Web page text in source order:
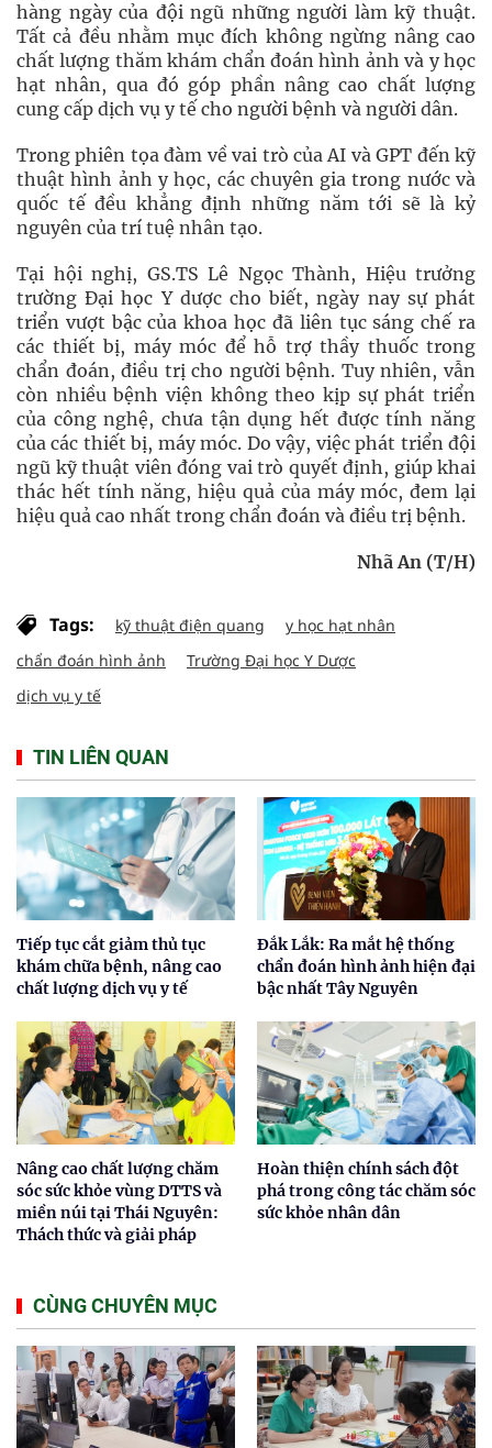
hàng ngày của đội ngũ những người làm kỹ thuật.
Tất cả đều nhằm mục đích không ngừng nâng cao
chất lượng thăm khám chẩn đoán hình ảnh và y học
hạt nhân, qua đó góp phần nâng cao chất lượng
cung cấp dịch vụ y tế cho người bệnh và người dân.
Trong phiên tọa đàm về vai trò của AI và GPT đến kỹ
thuật hình ảnh y học, các chuyên gia trong nước và
quốc tế đều khẳng định những năm tới sẽ là kỷ
nguyên của trí tuệ nhân tạo.
Tại hội nghị, GS.TS Lê Ngọc Thành, Hiệu trưởng
trường Đại học Y dược cho biết, ngày nay sự phát
triển vượt bậc của khoa học đã liên tục sáng chế ra
các thiết bị, máy móc để hỗ trợ thầy thuốc trong
chẩn đoán, điều trị cho người bệnh. Tuy nhiên, vẫn
còn nhiều bệnh viện không theo kịp sự phát triển
của công nghệ, chưa tận dụng hết được tính năng
của các thiết bị, máy móc. Do vậy, việc phát triển đội
ngũ kỹ thuật viên đóng vai trò quyết định, giúp khai
thác hết tính năng, hiệu quả của máy móc, đem lại
hiệu quả cao nhất trong chẩn đoán và điều trị bệnh.
Nhã An (T/H)
Tags: kỹ thuật điện quang
y học hạt nhân
chẩn đoán hình ảnh
Trường Đại học Y Dược
dịch vụ y tế
TIN LIÊN QUAN
Tiếp tục cắt giảm thủ tục
khám chữa bệnh, nâng cao
chất lượng dịch vụ y tế
Đắk Lắk: Ra mắt hệ thống
chẩn đoán hình ảnh hiện đại
bậc nhất Tây Nguyên
Nâng cao chất lượng chăm
sóc sức khỏe vùng DTTS và
miền núi tại Thái Nguyên:
Thách thức và giải pháp
Hoàn thiện chính sách đột
phá trong công tác chăm sóc
sức khỏe nhân dân
CÙNG CHUYÊN MỤC